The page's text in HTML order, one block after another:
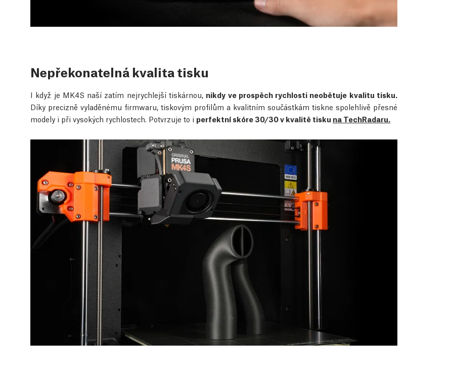
Nepřekonatelná kvalita tisku
I když je MK4S naší zatím nejrychlejší tiskárnou, nikdy ve prospěch rychlosti neobětuje kvalitu tisku.
Díky precizně vyladěnému firmwaru, tiskovým profilům a kvalitním součástkám tiskne spolehlivě přesné
modely i při vysokých rychlostech. Potvrzuje to i perfektní skóre 30/30 v kvalitě tisku na TechRadaru.